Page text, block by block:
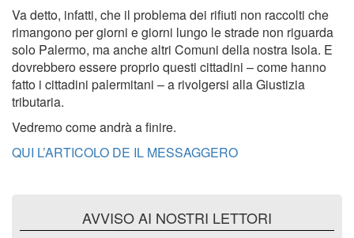
Va detto, infatti, che il problema dei rifiuti non raccolti che
rimangono per giorni e giorni lungo le strade non riguarda
solo Palermo, ma anche altri Comuni della nostra Isola. E
dovrebbero essere proprio questi cittadini – come hanno
fatto i cittadini palermitani – a rivolgersi alla Giustizia
tributaria.
Vedremo come andrà a finire.
QUI L’ARTICOLO DE IL MESSAGGERO
AVVISO AI NOSTRI LETTORI